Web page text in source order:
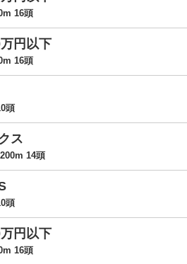
16頭
円以下
16頭
頭
ス
14頭
頭
円以下
16頭